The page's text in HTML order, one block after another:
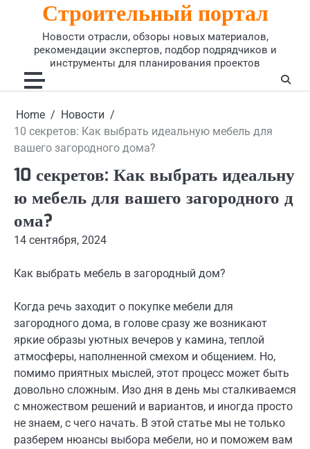
Строительный портал
Новости отрасли, обзоры новых материалов,
рекомендации экспертов, подбор подрядчиков и
инструменты для планирования проектов
Home
Новости
10 секретов: Как выбрать идеальную мебель для
вашего загородного дома?
10 секретов: Как выбрать идеальну
ю мебель для вашего загородного д
ома?
14 сентября, 2024
Как выбрать мебель в загородный дом?
Когда речь заходит о покупке мебели для
загородного дома, в голове сразу же возникают
яркие образы уютных вечеров у камина, теплой
атмосферы, наполненной смехом и общением. Но,
помимо приятных мыслей, этот процесс может быть
довольно сложным. Изо дня в день мы сталкиваемся
с множеством решений и вариантов, и иногда просто
не знаем, с чего начать. В этой статье мы не только
разберем нюансы выбора мебели, но и поможем вам